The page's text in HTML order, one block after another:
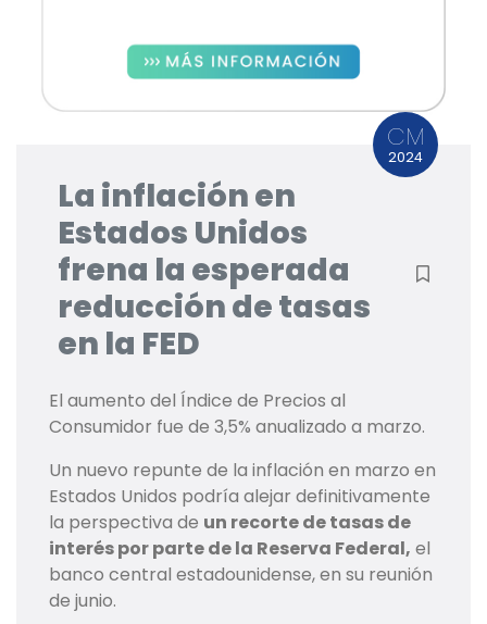
CM
2024
La inflación en
Estados Unidos
frena la esperada
reducción de tasas
en la FED
El aumento del Índice de Precios al
Consumidor fue de 3,5% anualizado a marzo.
Un nuevo repunte de la inflación en marzo en
Estados Unidos podría alejar definitivamente
la perspectiva de un recorte de tasas de
interés por parte de la Reserva Federal, el
banco central estadounidense, en su reunión
de junio.